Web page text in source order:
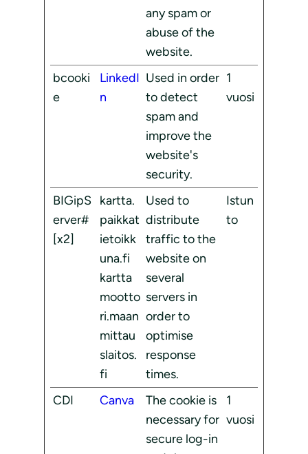
any spam or
abuse of the
website.
bcooki
e
LinkedI
n
Used in order
to detect
spam and
improve the
website's
security.
1
vuosi
BIGipS
erver#
[x2]
kartta.
paikkat
ietoikk
una.fi
kartta
mootto
ri.maan
mittau
slaitos.
fi
Used to
distribute
traffic to the
website on
several
servers in
order to
optimise
response
times.
Istun
to
CDI Canva
The cookie is
necessary for
secure log-in
1
vuosi